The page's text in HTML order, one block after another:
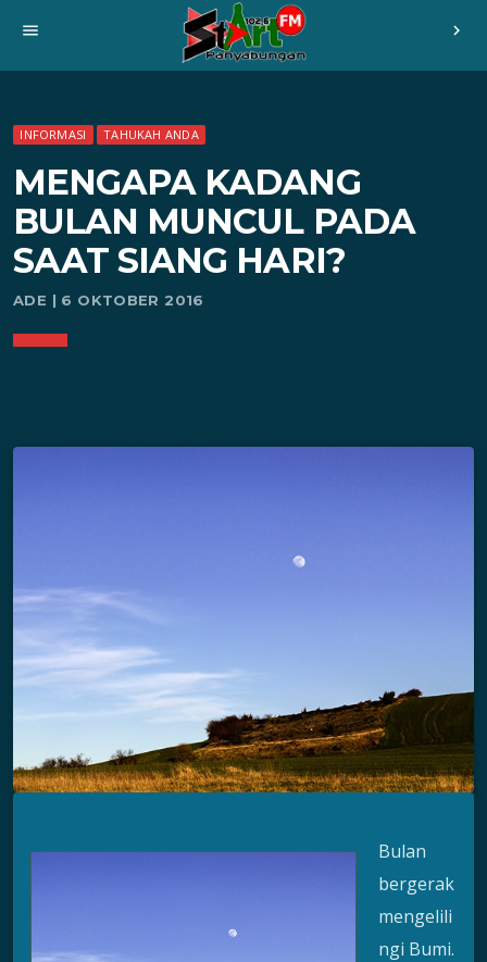
menu chevron_right
INFORMASI TAHUKAH ANDA
MENGAPA KADANG
BULAN MUNCUL PADA
SAAT SIANG HARI?
ADE | 6 OKTOBER 2016
Bulan
bergerak
mengelili
ngi Bumi.